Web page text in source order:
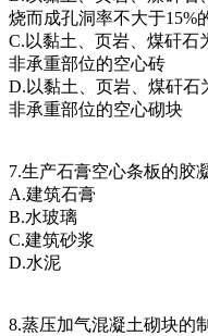
烧而成孔洞率不大于15%
C.以黏土、页岩、煤矸石
非承重部位的空心砖
D.以黏土、页岩、煤矸石
非承重部位的空心砌块
7.生产石膏空心条板的胶
A.建筑石膏
B.水玻璃
C.建筑砂浆
D.水泥
8.蒸压加气混凝土砌块的